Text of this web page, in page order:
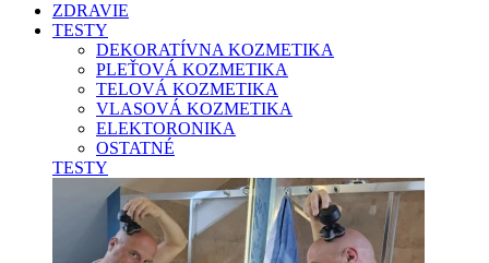
ZDRAVIE
TESTY
DEKORATÍVNA KOZMETIKA
PLEŤOVÁ KOZMETIKA
TELOVÁ KOZMETIKA
VLASOVÁ KOZMETIKA
ELEKTORONIKA
OSTATNÉ
TESTY